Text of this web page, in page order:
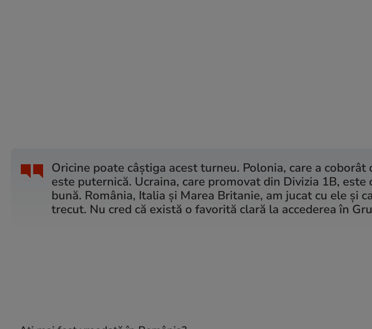
Oricine poate câștiga acest turneu. Polonia, care a coborât
este puternică. Ucraina, care promovat din Divizia 1B, este
bună. România, Italia și Marea Britanie, am jucat cu ele și
trecut. Nu cred că există o favorită clară la accederea în